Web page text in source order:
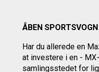
ÅBEN SPORTSVOGN
Har du allerede en
at investere i en -
samlingsstedet for